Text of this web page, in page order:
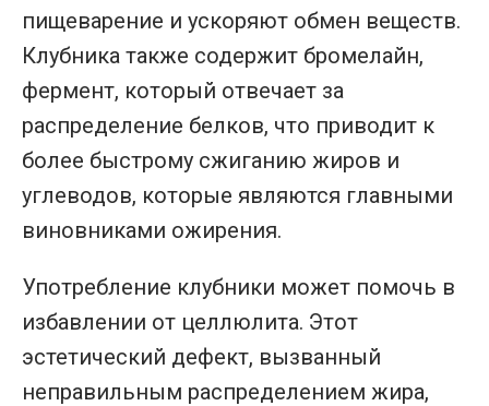
пищеварение и ускоряют обмен веществ.
Клубника также содержит бромелайн,
фермент, который отвечает за
распределение белков, что приводит к
более быстрому сжиганию жиров и
углеводов, которые являются главными
виновниками ожирения.
Употребление клубники может помочь в
избавлении от целлюлита. Этот
эстетический дефект, вызванный
неправильным распределением жира,